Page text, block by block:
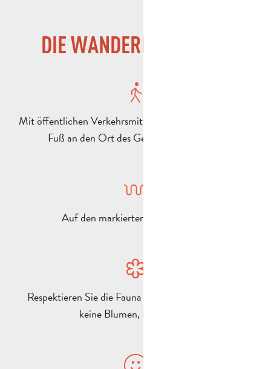
DIE WANDERER-CHARTA
Mit öffentlichen Verkehrsmitteln, dem Fahrrad oder zu
Fuß an den Ort des Geschehens gelangen
Auf den markierten Wegen bleiben
Respektieren Sie die Fauna und Flora (pflücken Sie
keine Blumen, Pflanzen…).